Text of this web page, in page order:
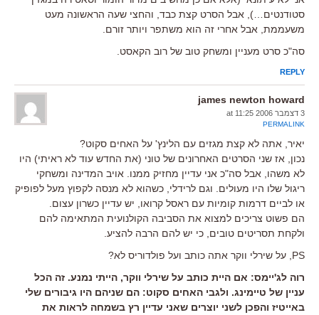
סטודנטים…), אבל הסרט קצת כבד, והחצי שעה הראשונה מעט
משעממת, אבל אחרי זה הוא משתפר ויותר זורם.
סה"כ סרט מעניין ומשחק טוב של רוב הקאסט.
REPLY
james newton howard
3 דצמבר 2006 at 11:25
PERMALINK
יאיר, אתה לא קצת מגזים עם הלינץ' על האחים סקוט?
נכון, אז שני הסרטים האחרונים של טוני (את החדש עוד לא ראיתי) היו
לא משהו, אבל סה"כ אני עדיין מחזיק ממנו. אויב המדינה ומשחקי
ריגול שלו היו מעולים. וגם לרידלי, כשהוא לא מנסה לקפוץ מעל לפופיק
או לביים דרמות קומיות עם ראסל קרואו, יש עדיין כשרון עצום.
הם פשוט צריכים למצוא את הסביבה הקולנועית המתאימה להם
ולקחת תסריטים טובים, כי יש להם הרבה להציע.
PS, על שירלי ווקר אתה כותב ועל פולדוריס לא?
רוה לג'יימס: אם היית כותב על שירלי ווקר, הייתי נמנע. זה הכל
עניין של טיימינג. ולגבי האחים סקוט: הם שניהם היו גיבורים שלי
באייטיז והפכן לשני יוצרים שאני עדיין רץ בשמחה לראות את